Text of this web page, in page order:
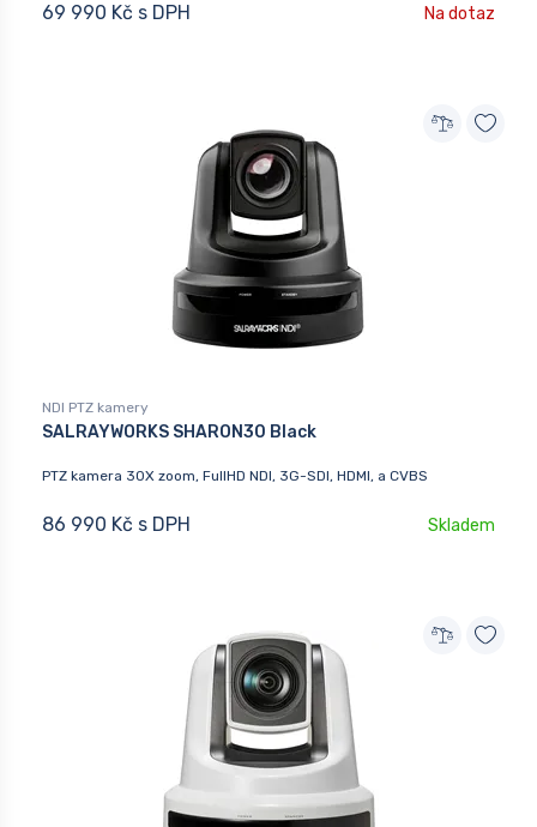
69 990 Kč s DPH Na dotaz
NDI PTZ kamery
SALRAYWORKS SHARON30 Black
PTZ kamera 30X zoom, FullHD NDI, 3G-SDI, HDMI, a CVBS
86 990 Kč s DPH Skladem